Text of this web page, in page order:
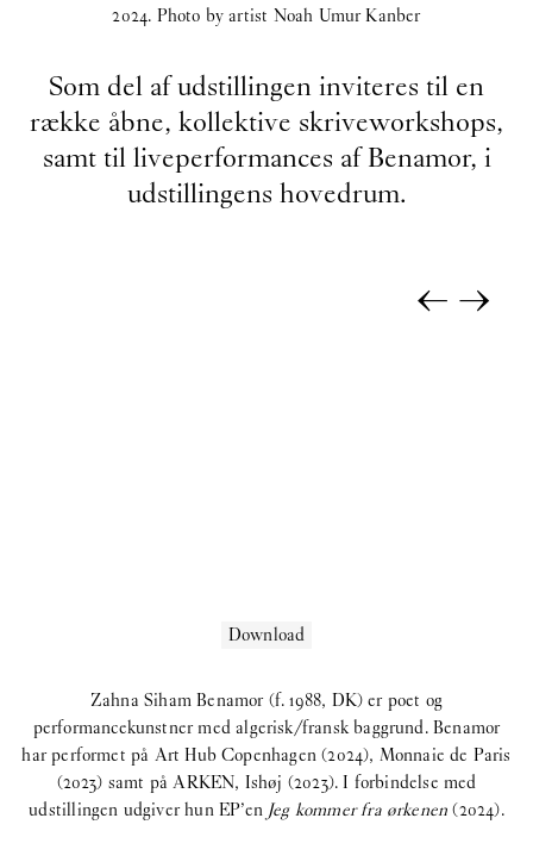
2024. Photo by artist Noah Umur Kanber
Som del af udstillingen inviteres til en
række åbne, kollektive skriveworkshops,
samt til liveperformances af Benamor, i
udstillingens hovedrum.
←→
Download
Zahna Siham Benamor (f. 1988, DK) er poet og
performancekunstner med algerisk/fransk baggrund. Benamor
har performet på Art Hub Copenhagen (2024), Monnaie de Paris
(2023) samt på ARKEN, Ishøj (2023). I forbindelse med
udstillingen udgiver hun EP’en Jeg kommer fra ørkenen(2024).